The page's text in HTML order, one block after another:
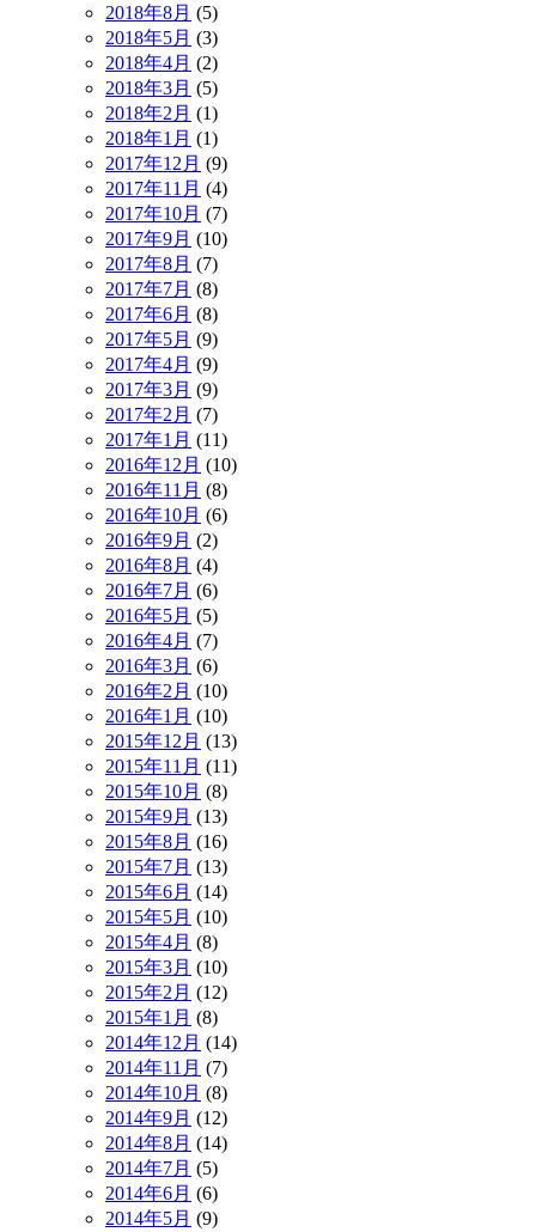
2018年8月 (5)
2018年5月 (3)
2018年4月 (2)
2018年3月 (5)
2018年2月 (1)
2018年1月 (1)
2017年12月 (9)
2017年11月 (4)
2017年10月 (7)
2017年9月 (10)
2017年8月 (7)
2017年7月 (8)
2017年6月 (8)
2017年5月 (9)
2017年4月 (9)
2017年3月 (9)
2017年2月 (7)
2017年1月 (11)
2016年12月 (10)
2016年11月 (8)
2016年10月 (6)
2016年9月 (2)
2016年8月 (4)
2016年7月 (6)
2016年5月 (5)
2016年4月 (7)
2016年3月 (6)
2016年2月 (10)
2016年1月 (10)
2015年12月 (13)
2015年11月 (11)
2015年10月 (8)
2015年9月 (13)
2015年8月 (16)
2015年7月 (13)
2015年6月 (14)
2015年5月 (10)
2015年4月 (8)
2015年3月 (10)
2015年2月 (12)
2015年1月 (8)
2014年12月 (14)
2014年11月 (7)
2014年10月 (8)
2014年9月 (12)
2014年8月 (14)
2014年7月 (5)
2014年6月 (6)
2014年5月 (9)